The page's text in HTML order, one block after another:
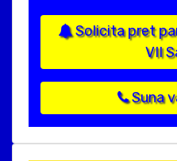
Solicita pret
VII
Suna